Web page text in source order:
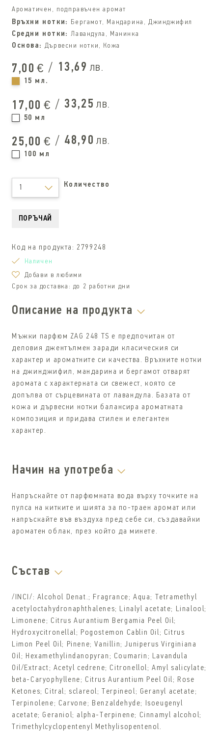
Ароматичен, подправъчен аромат
Връхни нотки: Бергамот, Мандарина, Джинджифил
Средни нотки:Лавандула, Манинка
Основа: Дървесни нотки, Кожа
7,00 € / 13,69 лв.
15 мл.
17,00 € / 33,25 лв.
50 мл
25,00 € / 48,90 лв.
100 мл
1 Количество
ПОРЪЧАЙ
Код на продукта: 2799248
Наличен
Добави в любими
Срок за доставка: до 2 работни дни
Описание на продукта
Мъжки парфюм ZAG 248 TS е предпочитан от
деловия джентълмен заради класическия си
характер и ароматните си качества. Връхните нотки
на джинджифил, мандарина и бергамот отварят
аромата с характерната си свежест, която се
допълва от сърцевината от лавандула. Базата от
кожа и дървесни нотки балансира ароматната
композиция и придава стилен и елегантен
характер.
Начин на употреба
Напръскайте от парфюмната вода върху точките на
пулса на китките и шията за по-траен аромат или
напръскайте във въздуха пред себе си, създавайки
ароматен облак, през който да минете.
Състав
/INCI/: Alcohol Denat.; Fragrance; Aqua; Tetramethyl
acetyloctahydronaphthalenes; Linalyl acetate; Linalool;
Limonene; Citrus Aurantium Bergamia Peel Oil;
Hydroxycitronellal; Pogostemon Cablin Oil; Citrus
Limon Peel Oil; Pinene; Vanillin; Juniperus Virginiana
Oil; Hexamethylindanopyran; Coumarin; Lavandula
Oil/Extract; Acetyl cedrene; Citronellol; Amyl salicylate;
beta-Caryophyllene; Citrus Aurantium Peel Oil; Rose
Ketones; Citral; sclareol; Terpineol; Geranyl acetate;
Terpinolene; Carvone; Benzaldehyde; Isoeugenyl
acetate; Geraniol; alpha-Terpinene; Cinnamyl alcohol;
Trimethylcyclopentenyl Methylisopentenol.